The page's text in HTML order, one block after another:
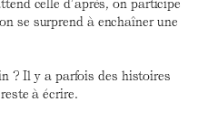
celle d’après, on participe
se surprend à enchaîner une
? Il y a parfois des histoires
à écrire.